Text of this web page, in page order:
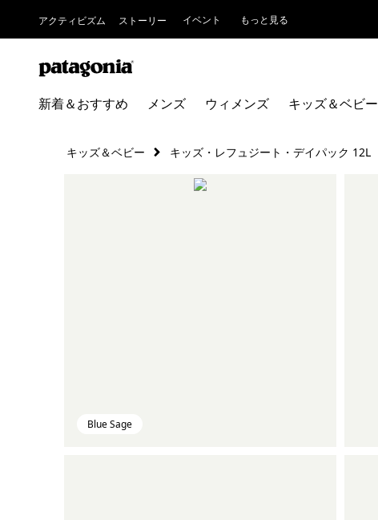
アクティビズム ストーリー イベント もっと見る
新着＆おすすめ メンズ ウィメンズ キッズ＆ベビー
キッズ＆ベビー キッズ・レフュジート・デイパック 12L
Blue Sage